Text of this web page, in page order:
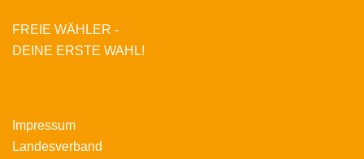
FREIE WÄHLER -
DEINE ERSTE WAHL!
Impressum
Landesverband